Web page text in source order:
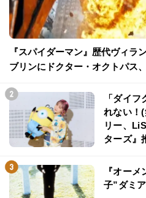
『スパイダーマン』歴代ヴィラ
ブリンにドクター・オクトパス
「ダイ
れない！
リー、
ターズ』
『オー
子”ダミ